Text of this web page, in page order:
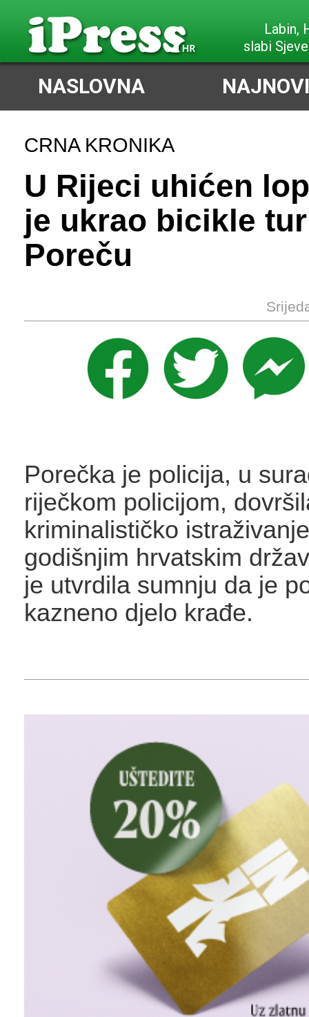
Labin,
slabi
NASLOVNA
CRNA KRONIKA
U Rijeci uhićen
je ukrao bicikle
Poreču
Porečka je policija, u
riječkom policijom,
kriminalističko
godišnjim hrvatskim
je utvrdila sumnju da je
kazneno djelo krađe.